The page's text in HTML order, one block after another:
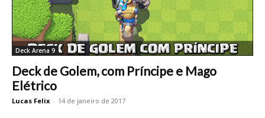
Deck Arena 9
Deck de Golem, com Príncipe e Mago
Elétrico
Lucas Felix - 14 de janeiro de 2017